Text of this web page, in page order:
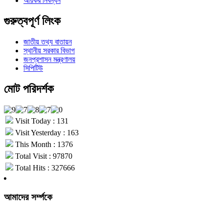
গুরুত্বপূর্ণ লিংক
জাতীয় তথ্য বাতায়ন
স্থানীয় সরকার বিভাগ
জনপ্রশাসন মন্ত্রণালয়
সিপিটিউ
মোট পরিদর্শক
Visit Today : 131
Visit Yesterday : 163
This Month : 1376
Total Visit : 97870
Total Hits : 327666
আমাদের সর্ম্পকে